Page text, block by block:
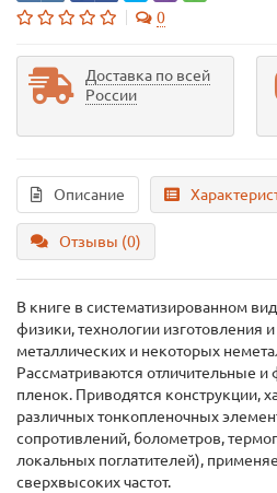
0
Доставка по всей
России
Описание
Отзывы (0)
В книге в систематизированном
физики, технологии изготовления
металлических и некоторых
Рассматриваются отличительные и
пленок. Приводятся конструкции,
различных тонкопленочных
сопротивлений, болометров,
локальных поглатителей),
сверхвысоких частот.